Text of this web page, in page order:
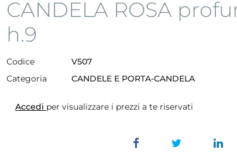
CANDELA ROSA
h.9
Codice
V507
Categoria
CANDELE E PORTA-CANDELA
Accedi per visualizzare i prezzi a te riservati